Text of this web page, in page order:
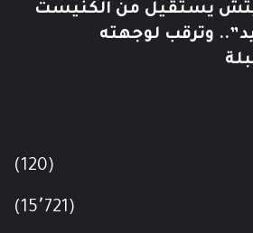
يستقيل من الكنيست
وترقب لوجهته
(120)
(15٬721)